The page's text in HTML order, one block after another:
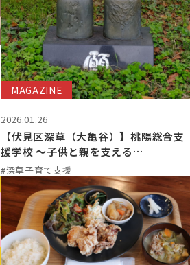
MAGAZINE
2026.01.26
【伏見区深草（大亀谷）】桃陽総合支
援学校 ～子供と親を支える…
#深草子育て支援